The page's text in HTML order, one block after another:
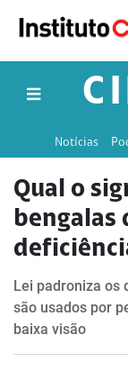
Notícias
Qual o
bengalas
Lei padroniza os
são usados por
baixa visão